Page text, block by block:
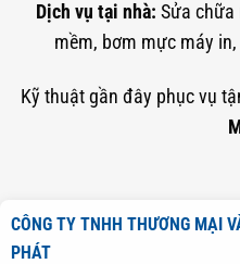
Dịch vụ tại nhà: Sửa chữa
mềm, bơm mực máy
Kỹ thuật gần đây phục vụ
CÔNG TY TNHH THƯƠNG MẠI
PHÁT